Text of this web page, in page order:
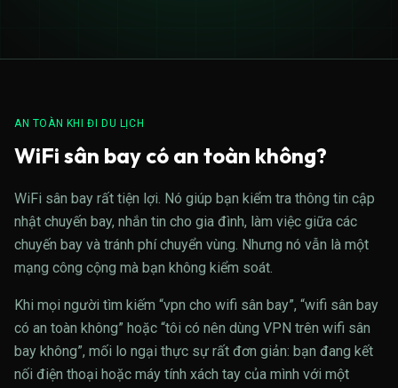
AN TOÀN KHI ĐI DU LỊCH
WiFi sân bay có an toàn không?
WiFi sân bay rất tiện lợi. Nó giúp bạn kiểm tra thông tin cập
nhật chuyến bay, nhắn tin cho gia đình, làm việc giữa các
chuyến bay và tránh phí chuyển vùng. Nhưng nó vẫn là một
mạng công cộng mà bạn không kiểm soát.
Khi mọi người tìm kiếm “vpn cho wifi sân bay”, “wifi sân bay
có an toàn không” hoặc “tôi có nên dùng VPN trên wifi sân
bay không”, mối lo ngại thực sự rất đơn giản: bạn đang kết
nối điện thoại hoặc máy tính xách tay của mình với một